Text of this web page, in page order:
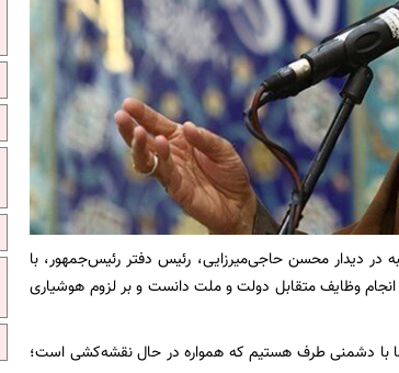
در دیدار محسن حاجی‌میرزایی، رئیس دفتر رئیس‌جمهور، با
انجام وظایف متقابل دولت و ملت دانست و بر لزوم هوشیاری
ما با دشمنی طرف هستیم که همواره در حال نقشه‌کشی است؛